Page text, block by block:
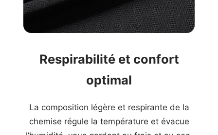
Respirabilité et confort
optimal
La composition légère et respirante de la
chemise régule la température et évacue